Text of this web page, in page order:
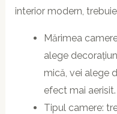
interior modern,
Mărimea
alege
mică, vei alege
efect mai aerisit.
Tipul camere: